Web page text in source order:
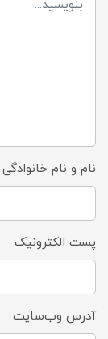
نام و نام خانوادگی
پست الکترونیک
آدرس وب‌سایت